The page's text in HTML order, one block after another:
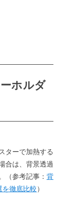
ホルダ
ターで加熱する
合は、背景透過
（参考記事： 背
徹底比較）